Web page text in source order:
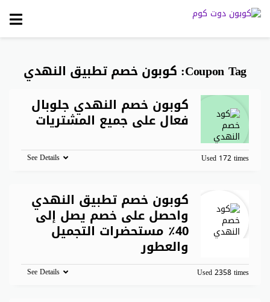
Skip
Coupon Tag: كوبون خصم تطبيق النهدي
كوبون خصم النهدي جلوبال
فعال على جميع المشتريات
Used 172 times
See Details
كوبون خصم تطبيق النهدي
واحصل على خصم يصل إلى
40٪ مستحضرات التجميل
والعطور
Used 2358 times
See Details